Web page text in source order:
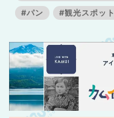
#パン
#観光スポット